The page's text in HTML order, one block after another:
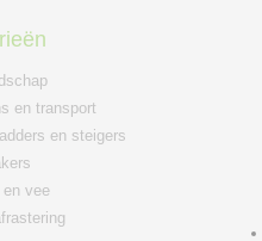
en transport
en steigers
en vee